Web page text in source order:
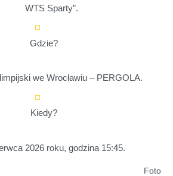
WTS Sparty”.
Gdzie?
we Wrocławiu – PERGOLA.
Kiedy?
2026 roku, godzina 15:45.
Foto